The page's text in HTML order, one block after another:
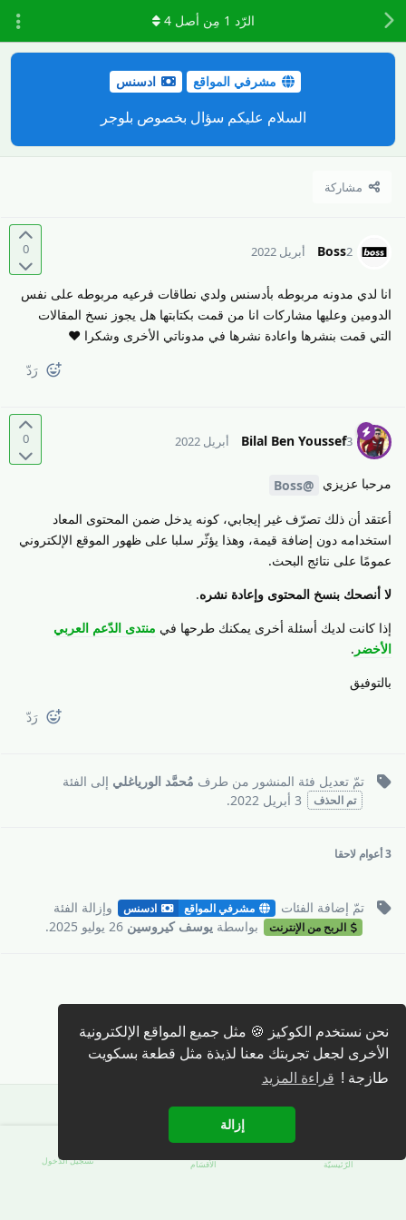
نحن نستخدم الكوكيز 🍪 مثل جميع المواقع الإلكترونية
الأخرى لجعل تجربتك معنا لذيذة مثل قطعة بسكويت
طازجة ! قراءة المزيد
إزالة
مشرفي المواقع ادسنس
السلام عليكم سؤال بخصوص بلوجر
مشاركة
الرّد 1 مِن أصل4
0 Boss2 أبريل 2022
انا لدي مدونه مربوطه بأدسنس ولدي نطاقات فرعيه مربوطه على نفس
الدومين وعليها مشاركات انا من قمت بكتابتها هل يجوز نسخ المقالات
التي قمت بنشرها واعادة نشرها في مدوناتي الأخرى وشكرا ❤️
رَدّ
0 Bilal Ben Youssef3 أبريل 2022
مرحبا عزيزي @Boss
أعتقد أن ذلك تصرّف غير إيجابي، كونه يدخل ضمن المحتوى المعاد
استخدامه دون إضافة قيمة، وهذا يؤثّر سلبا على ظهور الموقع الإلكتروني
عمومًا على نتائج البحث.
لا أنصحك بنسخ المحتوى وإعادة نشره.
إذا كانت لديك أسئلة أخرى يمكنك طرحها في منتدى الدّعم العربي
الأخضر .
بالتوفيق
رَدّ
تمّ تعديل فئة المنشور من طرف مُحمَّد الورياغلي إلى الفئة
تم الحذف 3 أبريل 2022 .
3 أعوام لاحقا
تمّ إضافة الفئات مشرفي المواقع ادسنس وإزالة الفئة
الربح من الإنترنت بواسطة يوسف كيروسين 26 يوليو 2025 .
كتابة رد 🖊️
الرّئيسيّة الأقسَام تسجيل الدّخول